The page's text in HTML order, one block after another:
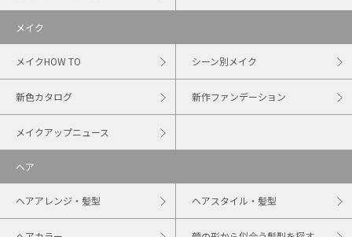
メイク
メイクHOW TO シーン別メイク
新色カタログ 新作ファンデーション
メイクアップニュース
ヘア
ヘアアレンジ・髪型 ヘアスタイル・髪型